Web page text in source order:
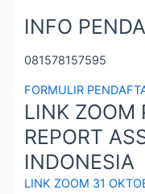
INFO
081578157595
FORMULIR
LINK ZOOM
REPORT
INDONESIA
LINK ZOOM 31